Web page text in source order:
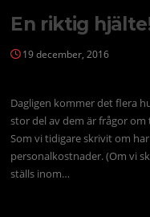
En riktig
19 december, 2016
Dagligen kommer det flera
stor del av dem är frågor
Som vi tidigare skrivit om
personalkostnader. (Om vi
ställs inom…